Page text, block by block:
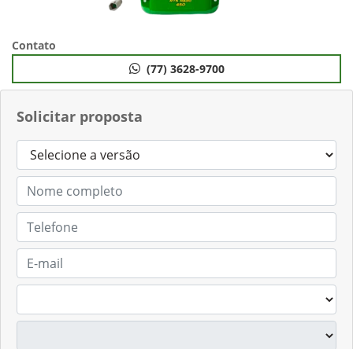
Solicitar proposta
Contato
(77) 3628-9700